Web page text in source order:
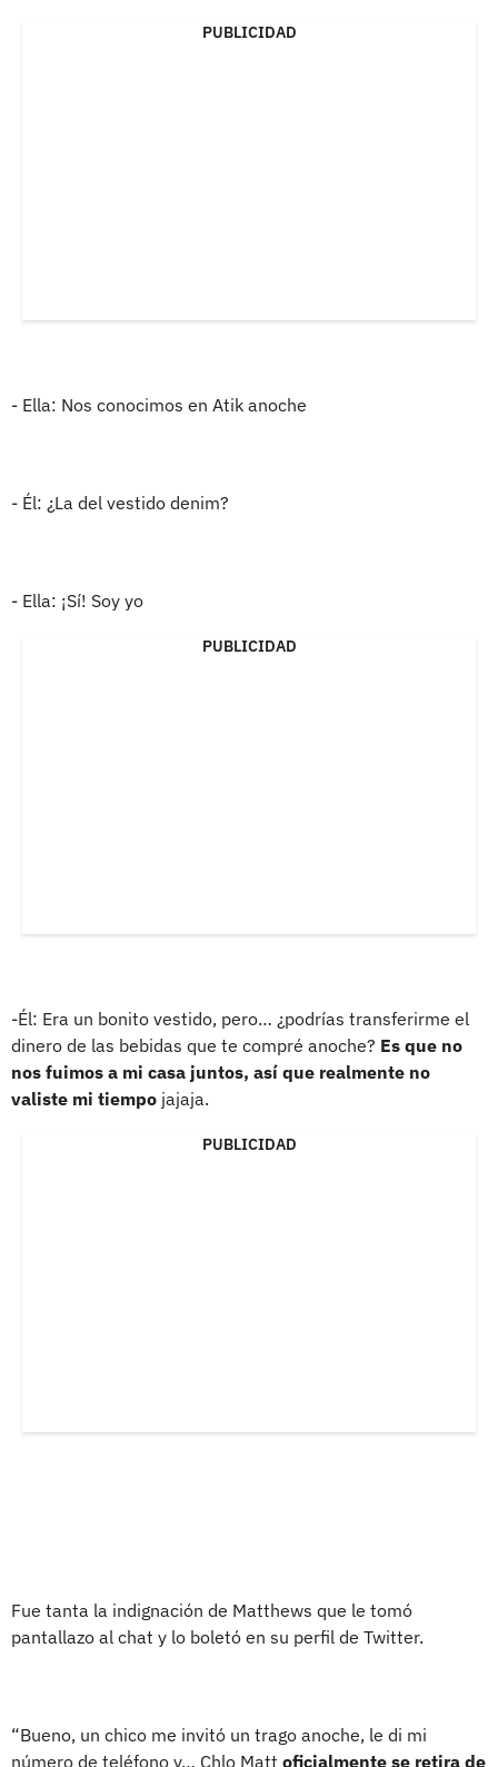
PUBLICIDAD
- Ella: Nos conocimos en Atik anoche
- Él: ¿La del vestido denim?
- Ella: ¡Sí! Soy yo
PUBLICIDAD
-Él: Era un bonito vestido, pero… ¿podrías transferirme el
dinero de las bebidas que te compré anoche? Es que no
nos fuimos a mi casa juntos, así que realmente no
valiste mi tiempo jajaja.
PUBLICIDAD
Fue tanta la indignación de Matthews que le tomó
pantallazo al chat y lo boletó en su perfil de Twitter.
“Bueno, un chico me invitó un trago anoche, le di mi
número de teléfono y… Chlo Matt oficialmente se retira de